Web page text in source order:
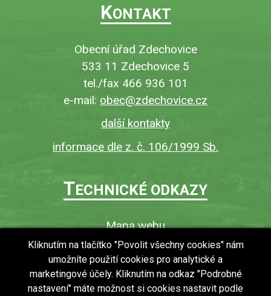
KONTAKT
Obecní úřad Zdechovice
533 11 Zdechovice 5
tel./fax 466 936 101
e-mail: obec@zdechovice.cz
další kontakty
informace dle z. č. 106/1999 Sb.
TECHNICKÉ ODKAZY
Mapa webu
O webu
Povinně zveřejňované informace
Ochrana osobních údajů (GDPR)
Kliknutím na tlačítko "Povolit všechny cookies" nám
umožníte použití cookies pro analytické a
marketingové účely. Kliknutím na odkaz "Podrobné
nastavení" máte možnost si cookies nastavit podle